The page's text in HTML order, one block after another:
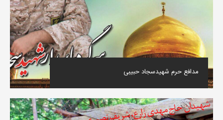
‌ مدافع حرم شهیدسجاد حبیبی